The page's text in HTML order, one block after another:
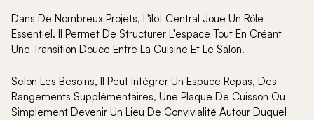
Dans De Nombreux Projets, L'îlot Central Joue Un Rôle
Essentiel. Il Permet De Structurer L'espace Tout En Créant
Une Transition Douce Entre La Cuisine Et Le Salon.
Selon Les Besoins, Il Peut Intégrer Un Espace Repas, Des
Rangements Supplémentaires, Une Plaque De Cuisson Ou
Simplement Devenir Un Lieu De Convivialité Autour Duquel